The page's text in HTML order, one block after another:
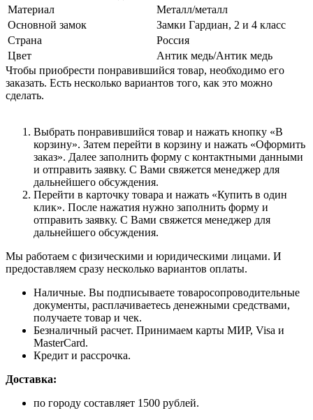
Материал
Металл/металл
Основной замок
Замки Гардиан, 2 и 4 класс
Страна
Россия
Цвет
Антик медь/Антик медь
Чтобы приобрести понравившийся товар, необходимо его
заказать. Есть несколько вариантов того, как это можно
сделать.
Выбрать понравившийся товар и нажать кнопку «В
корзину». Затем перейти в корзину и нажать «Оформить
заказ». Далее заполнить форму с контактными данными
и отправить заявку. С Вами свяжется менеджер для
дальнейшего обсуждения.
Перейти в карточку товара и нажать «Купить в один
клик». После нажатия нужно заполнить форму и
отправить заявку. С Вами свяжется менеджер для
дальнейшего обсуждения.
Мы работаем с физическими и юридическими лицами. И
предоставляем сразу несколько вариантов оплаты.
Наличные. Вы подписываете товаросопроводительные
документы, расплачиваетесь денежными средствами,
получаете товар и чек.
Безналичный расчет. Принимаем карты МИР, Visa и
MasterCard.
Кредит и рассрочка.
Доставка:
по городу составляет 1500 рублей.